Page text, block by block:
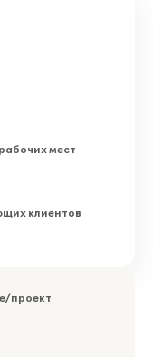
мест
клиентов
проект